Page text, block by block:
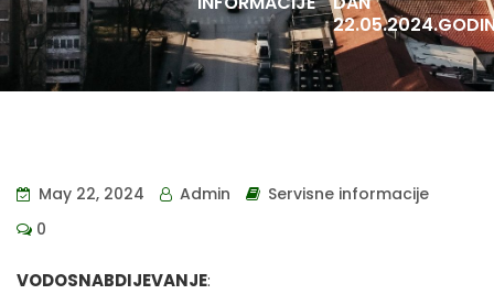
May 22, 2024 Admin
Servisne informacije
0
VODOSNABDIJEVANJE: